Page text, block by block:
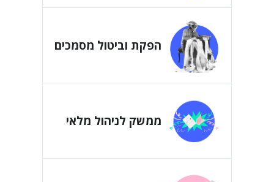
הפקת וביטול מסמכים
ממשק לניהול מלאי